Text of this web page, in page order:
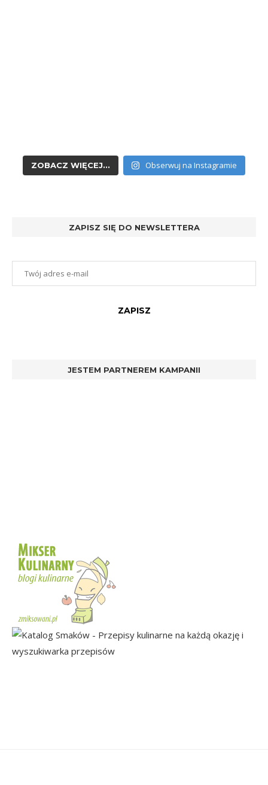
ZOBACZ WIĘCEJ... Obserwuj na Instagramie
ZAPISZ SIĘ DO NEWSLETTERA
JESTEM PARTNEREM KAMPANII